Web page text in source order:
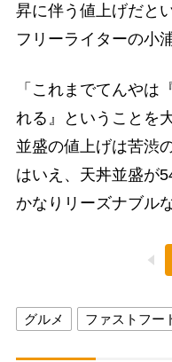
昇に伴う値上げだと
フリーライターの小
「これまでてんやは
れる』ということを
並盛の値上げは苦渋
はいえ、天丼並盛が
かなりリーズナブル
グルメ ファストフー